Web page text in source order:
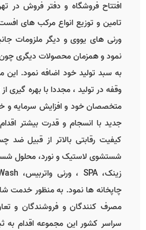
افتتاح فروشگاه و دفتر فروش در
تامین و توزیع انواع مرکب های
ورنی های یووی و دیگر ملزومات
نمود و همزمان محصولات دیگری
به سبد تولید خود اضافه نمود.
وقفه در تولید ، مجددا با بهره گیری
متخصصان خود و افزایش سرمایه و
جدید با انسجام و قدرت بیشتر
کیفیت رقابتی بالاتر از قبیل ضد
شستشوی لاستیک و نورد، محلول
چاپخانه ها نمود. به منظور خدمت
مصرف کنندگان و فروشندگان و
سراسر کشور این مجموعه اقدام به